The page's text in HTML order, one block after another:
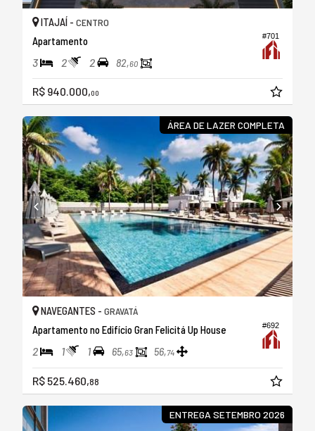
#701
ITAJAÍ - CENTRO
Apartamento
3 2 2 82,60
R$ 940.000,00
ÁREA DE LAZER COMPLETA
#692
NAVEGANTES - GRAVATÁ
Apartamento no Edifício Gran Felicitá Up House
2 1 1 65,63 56,74
R$ 525.460,88
ENTREGA SETEMBRO 2026